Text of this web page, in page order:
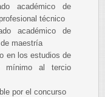
académico de
técnico
académico de
maestría
en los estudios de
mínimo al tercio
por el concurso